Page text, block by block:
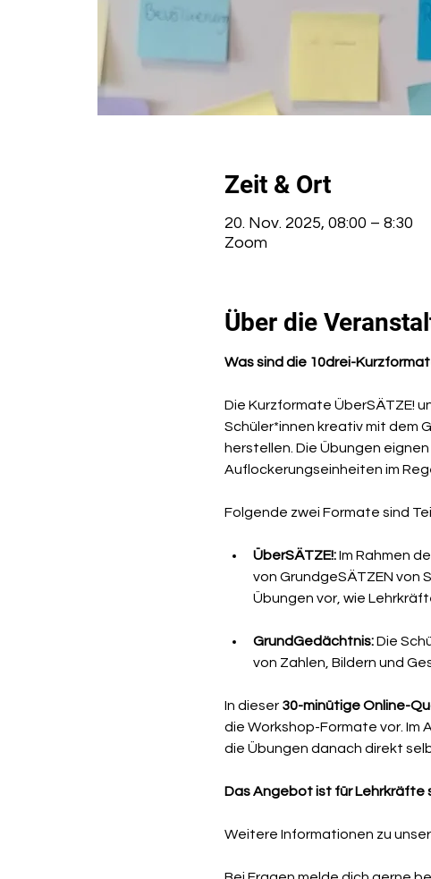
Zeit & Ort
20. Nov. 2025, 08:00 – 8:30
Zoom
Über die
Was sind die 10drei-
Die Kurzformate ÜberSÄTZE!
Schüler*innen kreativ mit dem
herstellen. Die Übungen
Auflockerungseinheiten im
Folgende zwei Formate sind
ÜberSÄTZE!: Im Rahmen
von GrundgeSÄTZEN von
Übungen vor, wie
GrundGedächtnis: Die
von Zahlen, Bildern und
In dieser 30-minütige Online-
die Workshop-Formate vor. Im
die Übungen danach direkt
Das Angebot ist für Lehrkräfte
Weitere Informationen zu